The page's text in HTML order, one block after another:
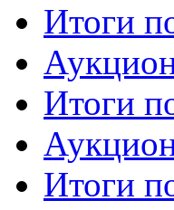
Итоги
Итоги
Итоги